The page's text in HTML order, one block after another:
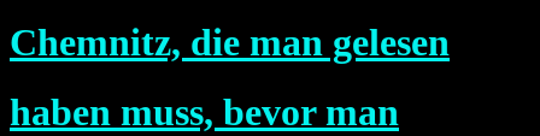
Chemnitz, die man gelesen
haben muss, bevor man